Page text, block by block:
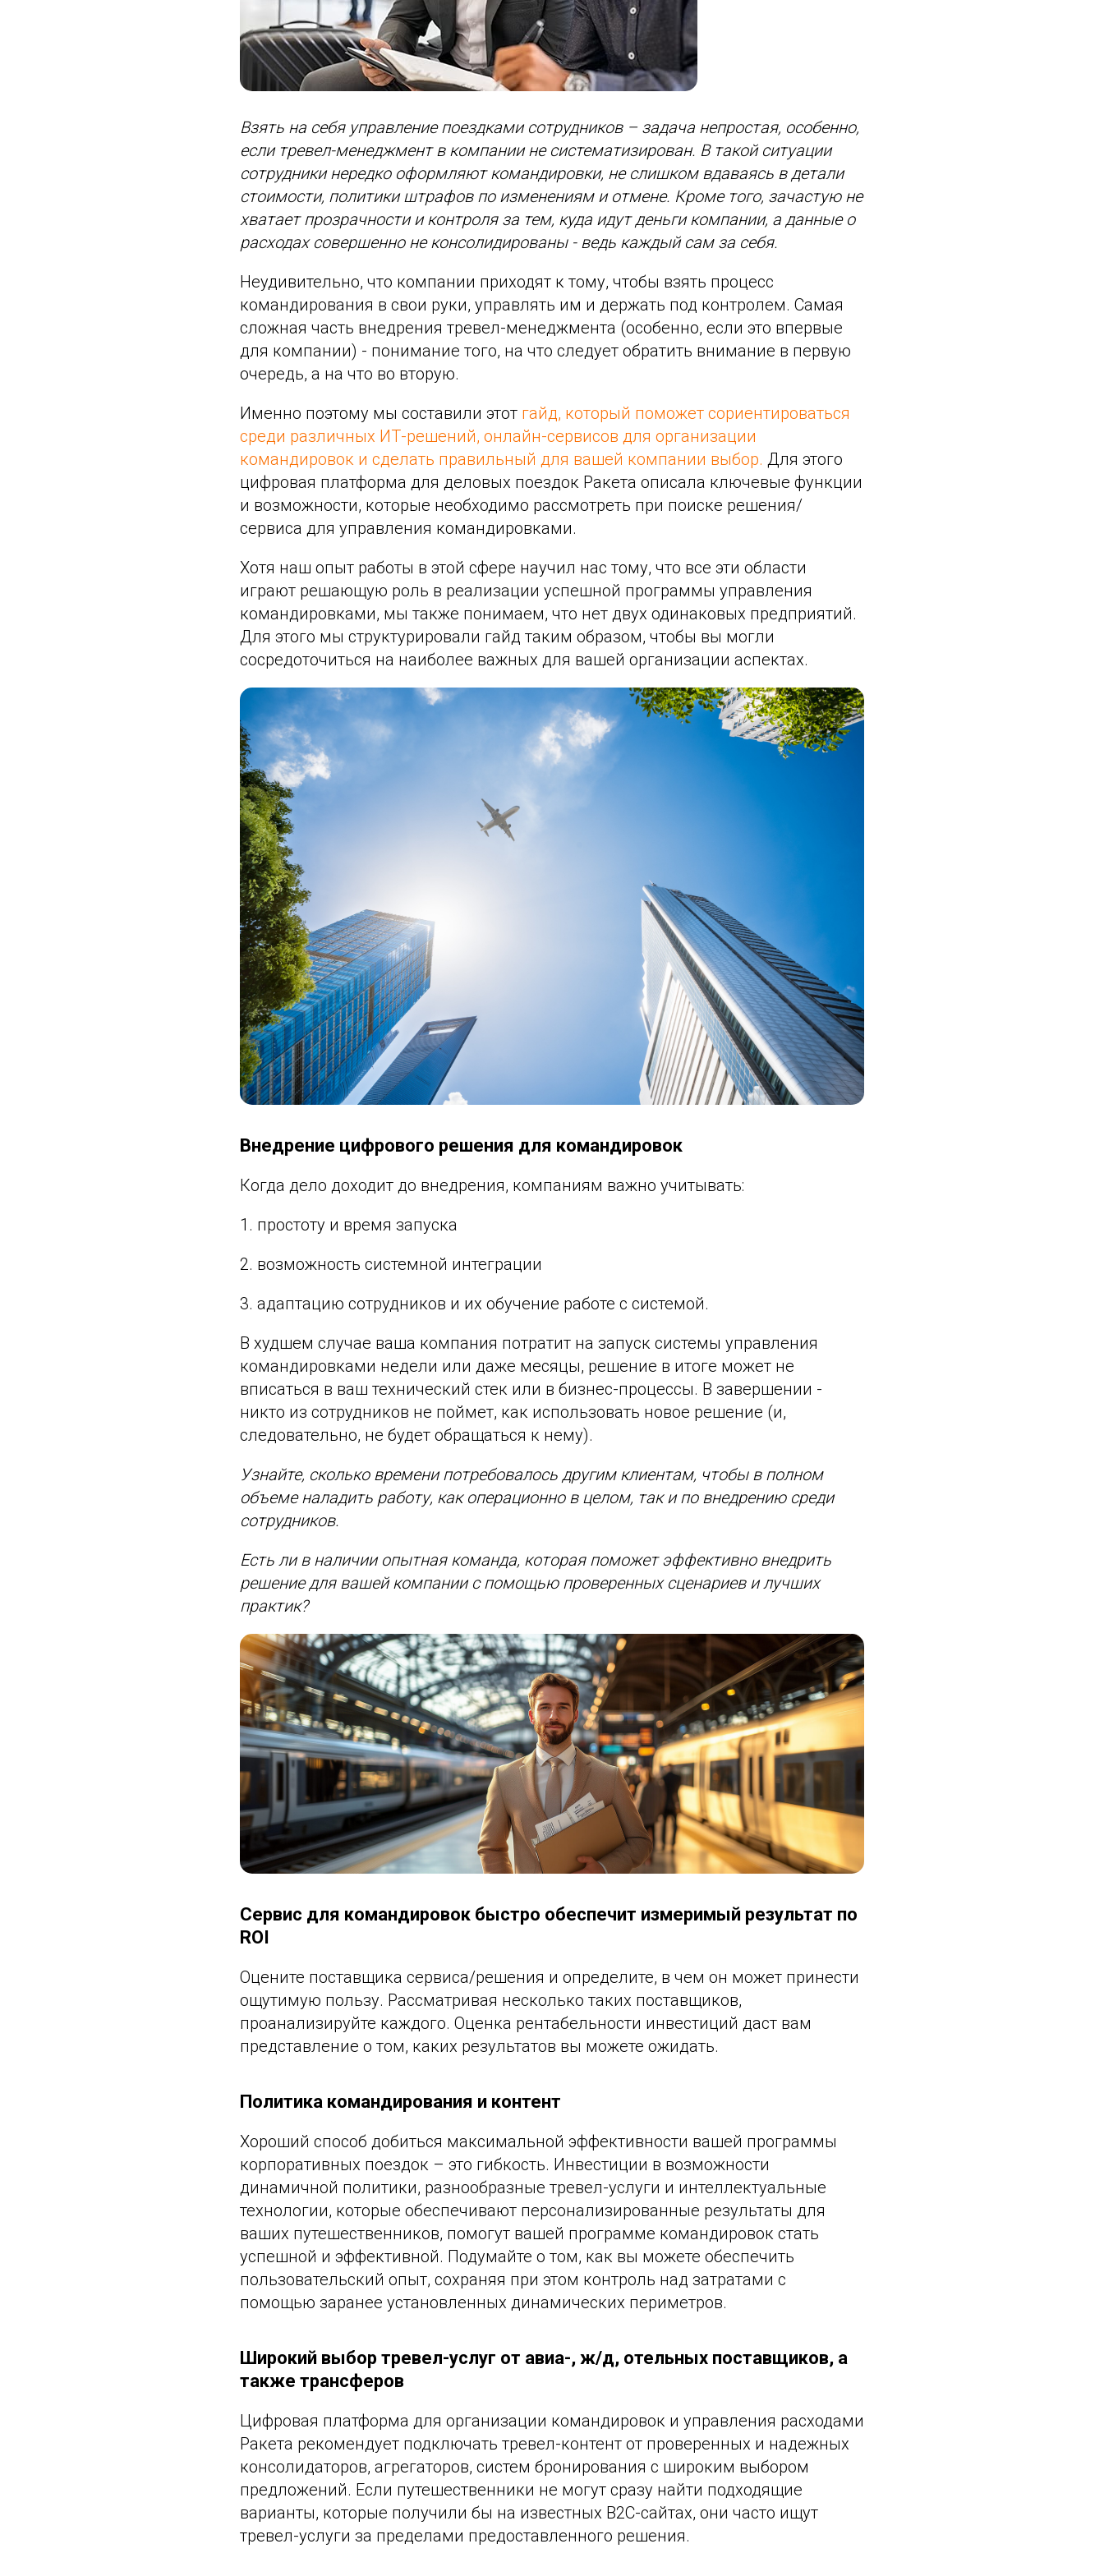
Взять на себя управление поездками сотрудников – задача непростая, особенно,
если тревел-менеджмент в компании не систематизирован. В такой ситуации
сотрудники нередко оформляют командировки, не слишком вдаваясь в детали
стоимости, политики штрафов по изменениям и отмене. Кроме того, зачастую не
хватает прозрачности и контроля за тем, куда идут деньги компании, а данные о
расходах совершенно не консолидированы - ведь каждый сам за себя.
Неудивительно, что компании приходят к тому, чтобы взять процесс
командирования в свои руки, управлять им и держать под контролем. Самая
сложная часть внедрения тревел-менеджмента (особенно, если это впервые
для компании) - понимание того, на что следует обратить внимание в первую
очередь, а на что во вторую.
Именно поэтому мы составили этот гайд, который поможет сориентироваться
среди различных ИТ-решений, онлайн-сервисов для организации
командировок и сделать правильный для вашей компании выбор. Для этого
цифровая платформа для деловых поездок Ракета описала ключевые функции
и возможности, которые необходимо рассмотреть при поиске решения/
сервиса для управления командировками.
Хотя наш опыт работы в этой сфере научил нас тому, что все эти области
играют решающую роль в реализации успешной программы управления
командировками, мы также понимаем, что нет двух одинаковых предприятий.
Для этого мы структурировали гайд таким образом, чтобы вы могли
сосредоточиться на наиболее важных для вашей организации аспектах.
Внедрение цифрового решения для командировок
Когда дело доходит до внедрения, компаниям важно учитывать:
1. простоту и время запуска
2. возможность системной интеграции
3. адаптацию сотрудников и их обучение работе с системой.
В худшем случае ваша компания потратит на запуск системы управления
командировками недели или даже месяцы, решение в итоге может не
вписаться в ваш технический стек или в бизнес-процессы. В завершении -
никто из сотрудников не поймет, как использовать новое решение (и,
следовательно, не будет обращаться к нему).
Узнайте, сколько времени потребовалось другим клиентам, чтобы в полном
объеме наладить работу, как операционно в целом, так и по внедрению среди
сотрудников.
Есть ли в наличии опытная команда, которая поможет эффективно внедрить
решение для вашей компании с помощью проверенных сценариев и лучших
практик?
Сервис для командировок быстро обеспечит измеримый результат по
ROI
Оцените поставщика сервиса/решения и определите, в чем он может принести
ощутимую пользу. Рассматривая несколько таких поставщиков,
проанализируйте каждого. Оценка рентабельности инвестиций даст вам
представление о том, каких результатов вы можете ожидать.
Политика командирования и контент
Хороший способ добиться максимальной эффективности вашей программы
корпоративных поездок – это гибкость. Инвестиции в возможности
динамичной политики, разнообразные тревел-услуги и интеллектуальные
технологии, которые обеспечивают персонализированные результаты для
ваших путешественников, помогут вашей программе командировок стать
успешной и эффективной. Подумайте о том, как вы можете обеспечить
пользовательский опыт, сохраняя при этом контроль над затратами с
помощью заранее установленных динамических периметров.
Широкий выбор тревел-услуг от авиа-, ж/д, отельных поставщиков, а
также трансферов
Цифровая платформа для организации командировок и управления расходами
Ракета рекомендует подключать тревел-контент от проверенных и надежных
консолидаторов, агрегаторов, систем бронирования c широким выбором
предложений. Если путешественники не могут сразу найти подходящие
варианты, которые получили бы на известных B2C-сайтах, они часто ищут
тревел-услуги за пределами предоставленного решения.